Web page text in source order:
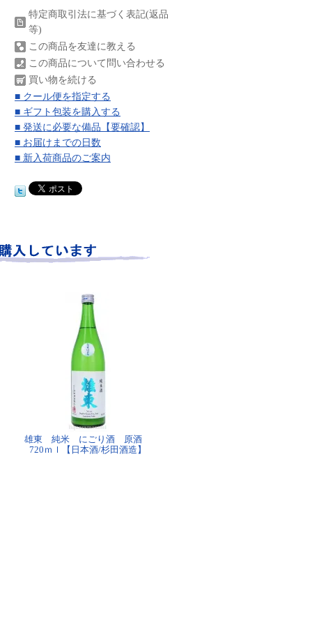
特定商取引法に基づく表記(返品
等)
この商品を友達に教える
この商品について問い合わせる
買い物を続ける
■ クール便を指定する
■ ギフト包装を購入する
■ 発送に必要な備品【要確認】
■ お届けまでの日数
■ 新入荷商品のご案内
雄東 純米 にごり酒 原酒
720ｍｌ【日本酒/杉田酒造】